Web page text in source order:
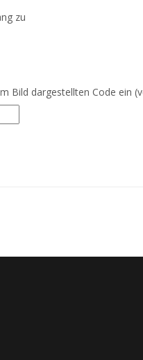
zu
Bild dargestellten Code ein